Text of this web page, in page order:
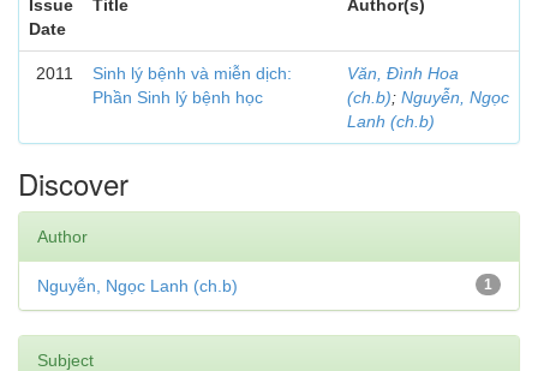
Issue
Date
Title Author(s)
2011
Sinh lý bệnh và miễn dịch:
Phần Sinh lý bệnh học
Văn, Đình Hoa
(ch.b); Nguyễn, Ngọc
Lanh (ch.b)
Discover
Author
1
Nguyễn, Ngọc Lanh (ch.b)
Subject